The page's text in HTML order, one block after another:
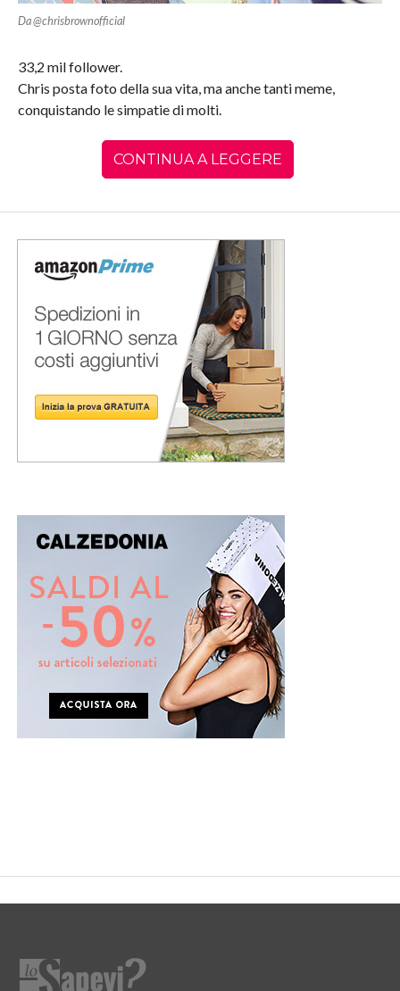
Da @chrisbrownofficial
33,2 mil follower.
Chris posta foto della sua vita, ma anche tanti meme,
conquistando le simpatie di molti.
CONTINUA A LEGGERE